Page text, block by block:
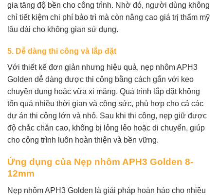
gia tăng độ bền cho công trình. Nhờ đó, người dùng không
chỉ tiết kiệm chi phí bảo trì mà còn nâng cao giá trị thẩm mỹ
lâu dài cho không gian sử dụng.
5. Dễ dàng thi công và lắp đặt
Với thiết kế đơn giản nhưng hiệu quả, nẹp nhôm APH3
Golden dễ dàng được thi công bằng cách gắn với keo
chuyên dụng hoặc vữa xi măng. Quá trình lắp đặt không
tốn quá nhiều thời gian và công sức, phù hợp cho cả các
dự án thi công lớn và nhỏ. Sau khi thi công, nẹp giữ được
độ chắc chắn cao, không bị lỏng lẻo hoặc di chuyển, giúp
cho công trình luôn hoàn thiện và bền vững.
Ứng dụng của Nẹp nhôm APH3 Golden 8-
12mm
Nẹp nhôm APH3 Golden là giải pháp hoàn hảo cho nhiều